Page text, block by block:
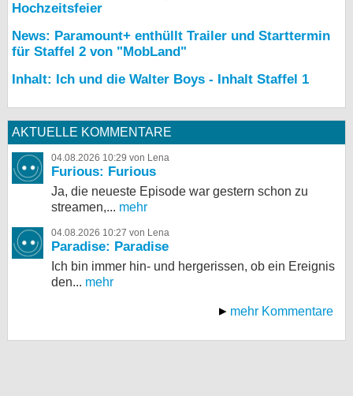
Hochzeitsfeier
News: Paramount+ enthüllt Trailer und Starttermin
für Staffel 2 von "MobLand"
Inhalt: Ich und die Walter Boys - Inhalt Staffel 1
AKTUELLE KOMMENTARE
04.08.2026 10:29 von Lena
Furious: Furious
Ja, die neueste Episode war gestern schon zu
streamen,... mehr
04.08.2026 10:27 von Lena
Paradise: Paradise
Ich bin immer hin- und hergerissen, ob ein Ereignis
den... mehr
mehr Kommentare